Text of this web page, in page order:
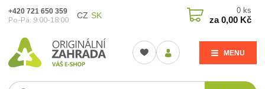
CZ SK
MENU
+420 721 650 359
Po-Pá: 9:00-18:00
0 ks
za0,00 Kč